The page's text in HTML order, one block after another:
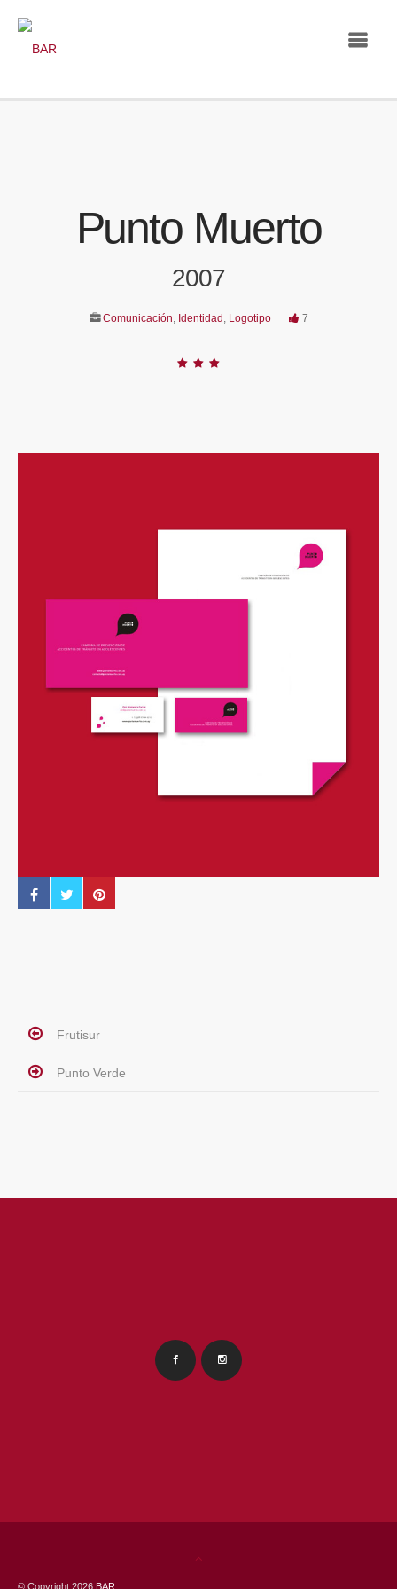
Punto Muerto
2007
Comunicación, Identidad , Logotipo 7
Frutisur
Punto Verde
© Copyright 2026 BAR